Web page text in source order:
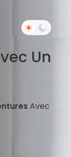
Un
Avec